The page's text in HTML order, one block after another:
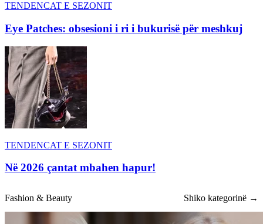
TENDENCAT E SEZONIT
Eye Patches: obsesioni i ri i bukurisë për meshkuj
TENDENCAT E SEZONIT
Në 2026 çantat mbahen hapur!
Fashion & Beauty Shiko kategorinë →